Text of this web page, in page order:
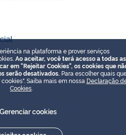
na plataforma e prover serviços
Ao aceitar, você terá acesso a todas as
em "Rejeitar Cookies", os cookies que
serão desativados. Para escolher quais
Saiba mais em nossa Declaração
Cookies
Gerenciar cookies